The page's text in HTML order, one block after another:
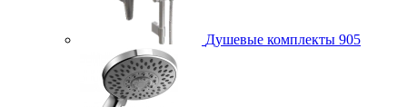
Душевые комплекты 905